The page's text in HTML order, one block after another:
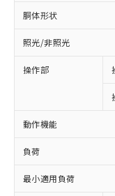
胴体形状
照光/非照光
操作部
動作機能
負荷
最小適用負荷